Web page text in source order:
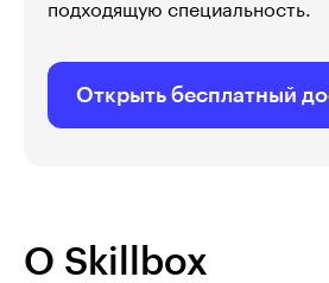
подходящую специальность.
Открыть бесплатный
О Skillbox